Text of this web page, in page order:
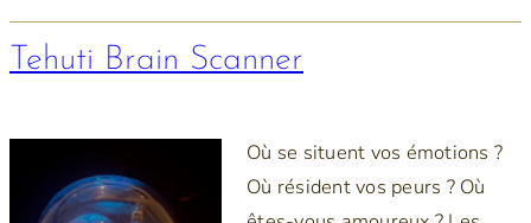
Tehuti Brain Scanner
Où se situent vos émotions ?
Où résident vos peurs ? Où